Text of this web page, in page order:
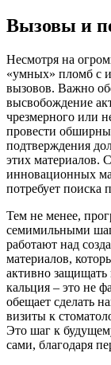
Вызовы и
Несмотря на
«умных» пломб с
вызовов. Важно
высвобождение
чрезмерного или
провести
подтверждения
этих материалов.
инновационных
потребует поиска
Тем не менее,
семимильными
работают над
материалов,
активно
кальция – это не
обещает сделать
визиты к
Это шаг к
сами, благодаря